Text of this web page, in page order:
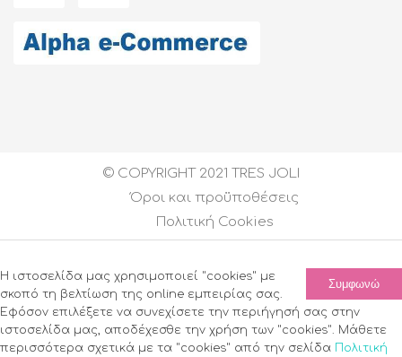
© COPYRIGHT 2021 TRES JOLI
Όροι και προϋποθέσεις
Πολιτική Cookies
Συμφωνώ
Η ιστοσελίδα μας χρησιμοποιεί "cookies" με
σκοπό τη βελτίωση της online εμπειρίας σας.
Εφόσον επιλέξετε να συνεχίσετε την περιήγησή σας στην
ιστοσελίδα μας, αποδέχεσθε την χρήση των "cookies". Μάθετε
περισσότερα σχετικά με τα "cookies" από την σελίδα
Πολιτική